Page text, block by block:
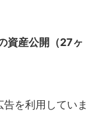
資産公開（27ヶ
を利用していま